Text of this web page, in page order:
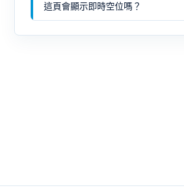
這頁會顯示即時空位嗎？